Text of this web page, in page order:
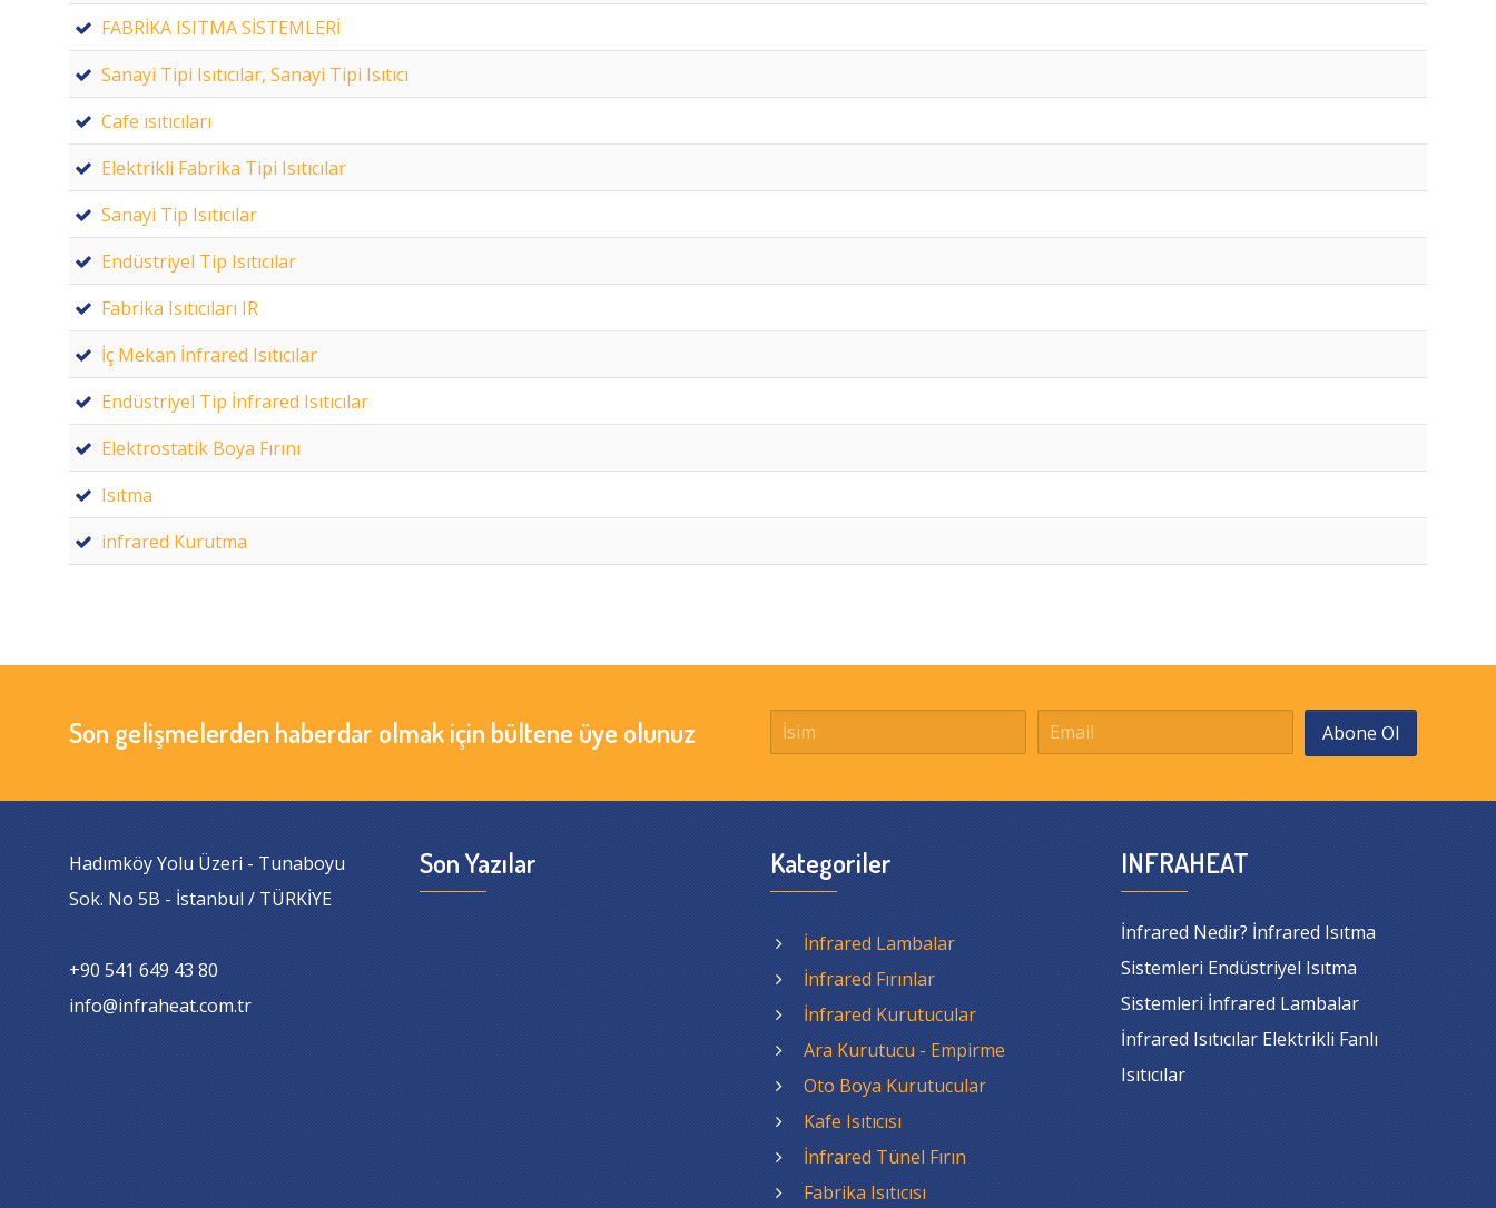
FABRİKA ISITMA SİSTEMLERİ
Sanayi Tipi Isıtıcılar, Sanayi Tipi Isıtıcı
Cafe ısıtıcıları
Elektrikli Fabrika Tipi Isıtıcılar
Sanayi Tip Isıtıcılar
Endüstriyel Tip Isıtıcılar
Fabrika Isıtıcıları IR
İç Mekan İnfrared Isıtıcılar
Endüstriyel Tip İnfrared Isıtıcılar
Elektrostatik Boya Fırını
Isıtma
infrared Kurutma
Son gelişmelerden haberdar olmak için bültene üye olunuz Abone Ol
Hadımköy Yolu Üzeri - Tunaboyu
Sok. No 5B - İstanbul / TÜRKİYE
+90 541 649 43 80
info@infraheat.com.tr
Son Yazılar Kategoriler
İnfrared Lambalar
İnfrared Fırınlar
İnfrared Kurutucular
Ara Kurutucu - Empirme
Oto Boya Kurutucular
Kafe Isıtıcısı
İnfrared Tünel Fırın
Fabrika Isıtıcısı
INFRAHEAT
İnfrared Nedir? İnfrared Isıtma
Sistemleri Endüstriyel Isıtma
Sistemleri İnfrared Lambalar
İnfrared Isıtıcılar Elektrikli Fanlı
Isıtıcılar